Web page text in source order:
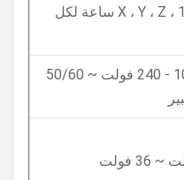
2.16 جرام ، X ، Y ، Z ، 1 ساعة لكل
تيار متردد 100 - 240 فولت ~ 50/60